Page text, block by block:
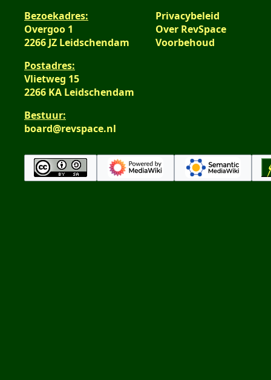
Bezoekadres:
Overgoo 1
2266 JZ Leidschendam
Postadres:
Vlietweg 15
2266 KA Leidschendam
Bestuur:
board@revspace.nl
Privacybeleid
Over RevSpace
Voorbehoud